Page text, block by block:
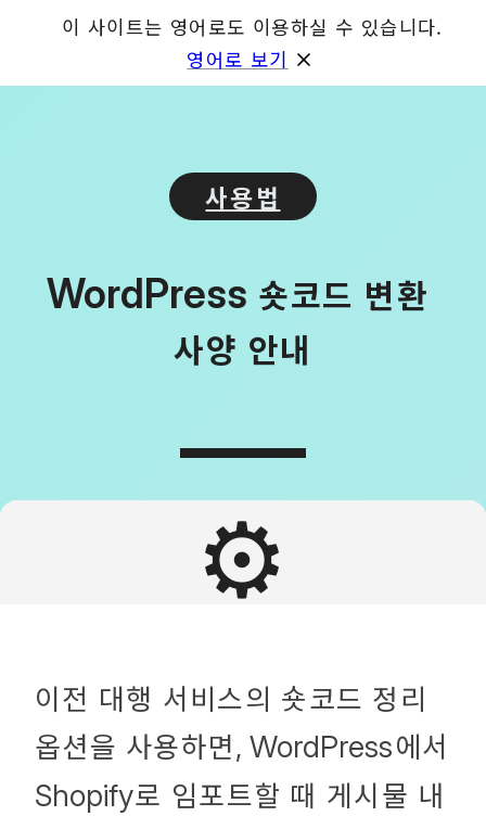
GET
사용법
WordPress 숏코드 변환
사양 안내
⚙️
이전 대행 서비스의 숏코드 정리
옵션을 사용하면, WordPress에서
Shopify로 임포트할 때 게시물 내
이 사이트는 영어로도 이용하실 수 있습니다.
영어로 보기